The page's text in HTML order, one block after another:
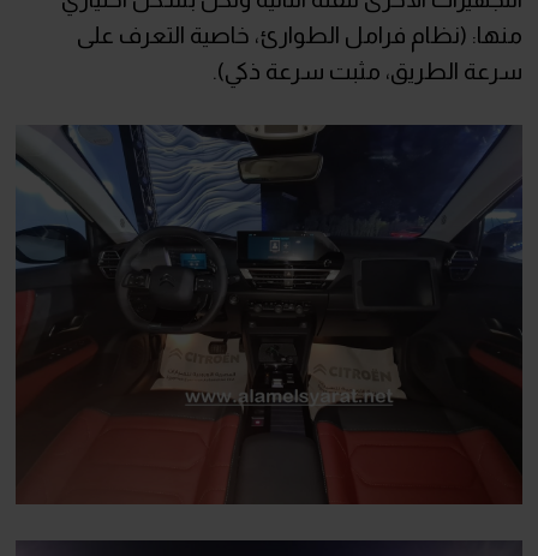
منها: (نظام فرامل الطوارئ، خاصية التعرف على
سرعة الطريق، مثبت سرعة ذكي).